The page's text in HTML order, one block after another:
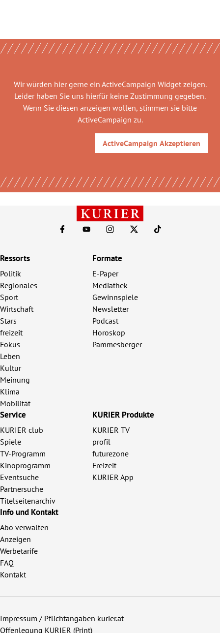
Wir würden hier gerne ein ActiveCampaign Widgetzeigen.
Leider haben Sie uns hierfür keine Zustimmung gegeben.
Wenn Sie diesen anzeigen wollen, stimmen sie bitte
ActiveCampaign zu.
ActiveCampaign Akzeptieren
Ressorts
Politik
Regionales
Sport
Wirtschaft
Stars
freizeit
Fokus
Leben
Kultur
Meinung
Klima
Mobilität
Formate
E-Paper
Mediathek
Gewinnspiele
Newsletter
Podcast
Horoskop
Pammesberger
Service
KURIER club
Spiele
TV-Programm
Kinoprogramm
Eventsuche
Partnersuche
Titelseitenarchiv
KURIER Produkte
KURIER TV
profil
futurezone
Freizeit
KURIER App
Info und Kontakt
Abo verwalten
Anzeigen
Werbetarife
FAQ
Kontakt
Impressum / Pflichtangaben kurier.at
Offenlegung KURIER (Print)